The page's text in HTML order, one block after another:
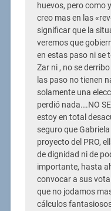
huevos, pero como
creo mas en las
significar que la
veremos que
en estas paso ni se
Zar ni , no se
las paso no tienen
solamente una
perdió nada….NO
estoy en total
seguro que
proyecto del PRO,
de dignidad ni de
importante, hasta
convocar a sus
que no jodamos
cálculos